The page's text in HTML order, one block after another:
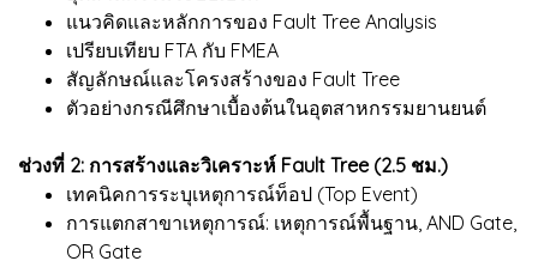
แนวคิดและหลักการของ Fault Tree Analysis
เปรียบเทียบ FTA กับ FMEA
สัญลักษณ์และโครงสร้างของ Fault Tree
ตัวอย่างกรณีศึกษาเบื้องต้นในอุตสาหกรรมยานยนต์
ช่วงที่ 2: การสร้างและวิเคราะห์ Fault Tree (2.5 ชม.)
เทคนิคการระบุเหตุการณ์ท็อป (Top Event)
การแตกสาขาเหตุการณ์: เหตุการณ์พื้นฐาน, AND Gate,
OR Gate